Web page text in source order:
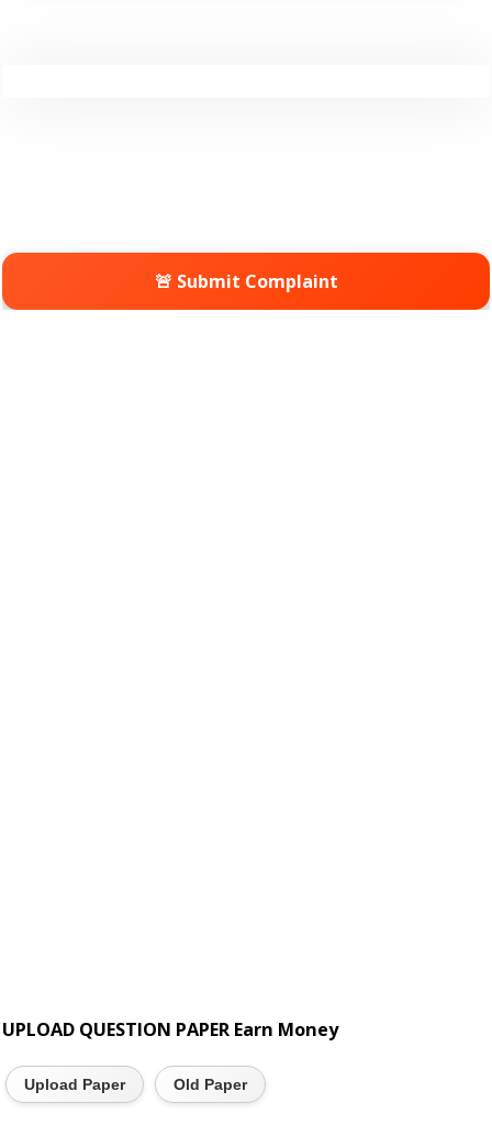
🚨 Submit Complaint
UPLOAD QUESTION PAPER Earn Money
Upload Paper Old Paper